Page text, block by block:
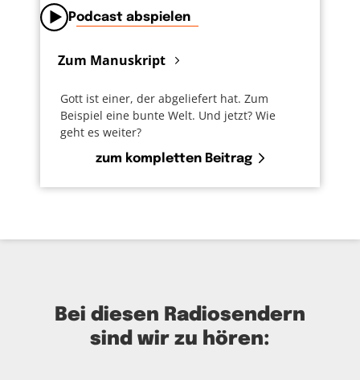
Podcast abspielen
Zum Manuskript
Gott ist einer, der abgeliefert hat. Zum
Beispiel eine bunte Welt. Und jetzt? Wie
geht es weiter?
zum kompletten Beitrag
Bei diesen Radiosendern
sind wir zu hören: